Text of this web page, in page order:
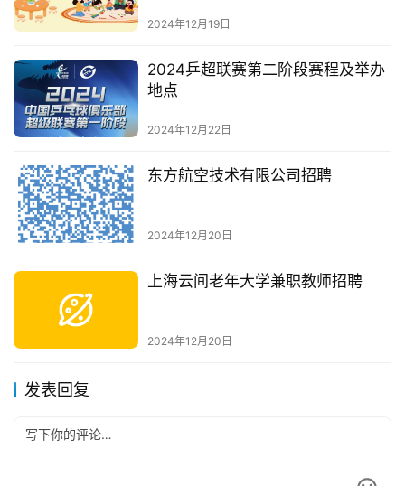
2024年12月19日
2024乒超联赛第二阶段赛程及举办
地点
2024年12月22日
东方航空技术有限公司招聘
2024年12月20日
上海云间老年大学兼职教师招聘
2024年12月20日
发表回复